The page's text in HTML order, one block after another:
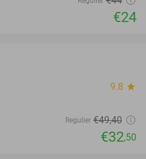
€24
9.8 star
Regulier €49,40
€32,50